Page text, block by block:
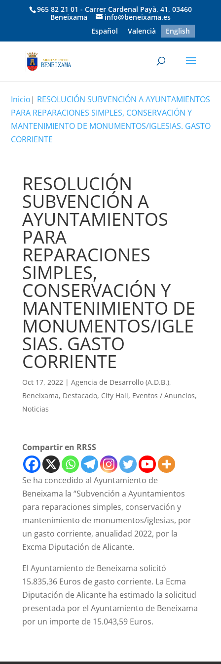
965 82 21 01 - Carrer Cardenal Payà, 41, 03460
Beneixama
info@beneixama.es
Español
Valencià English
Inicio| RESOLUCIÓN SUBVENCIÓN A AYUNTAMIENTOS
PARA REPARACIONES SIMPLES, CONSERVACIÓN Y
MANTENIMIENTO DE MONUMENTOS/IGLESIAS. GASTO
CORRIENTE
RESOLUCIÓN
SUBVENCIÓN A
AYUNTAMIENTOS
PARA
REPARACIONES
SIMPLES,
CONSERVACIÓN Y
MANTENIMIENTO DE
MONUMENTOS/IGLE
SIAS. GASTO
CORRIENTE
Oct 17, 2022| Agencia de Desarrollo (A.D.B.),
Beneixama, Destacado, City Hall, Eventos / Anuncios,
Noticias
Compartir en RRSS
Se ha concedido al Ayuntamiento de
Beneixama la “Subvención a Ayuntamientos
para reparaciones simples, conservación y
mantenimiento de monumentos/iglesias, por
un gasto corriente, anualidad 2022, por la
Excma Diputación de Alicante.
El Ayuntamiento de Beneixama solicitó
15.835,36 Euros de gasto corriente. La Ecma
Diputación de Alicante ha estimado la solicitud
presentada por el Ayuntamiento de Beneixama
por un importe de 15.043,59 Euros.